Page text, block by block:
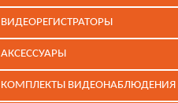
ВИДЕОРЕГИСТРАТОРЫ
АКСЕССУАРЫ
КОМПЛЕКТЫ ВИДЕОНАБЛЮДЕНИЯ